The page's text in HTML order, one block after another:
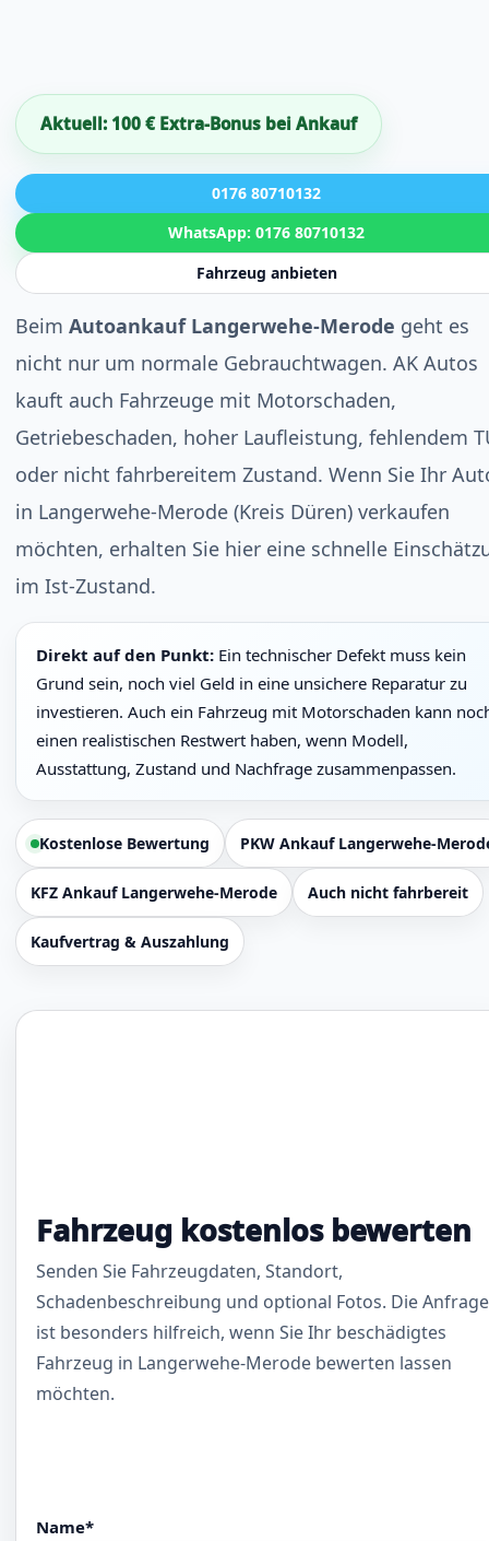
Aktuell: 100 € Extra-Bonus bei Ankauf
0176 80710132
WhatsApp: 0176 80710132
Fahrzeug anbieten
Beim Autoankauf Langerwehe-Merode geht es
nicht nur um normale Gebrauchtwagen. AK Autos
kauft auch Fahrzeuge mit Motorschaden,
Getriebeschaden, hoher Laufleistung, fehlendem
oder nicht fahrbereitem Zustand. Wenn Sie Ihr
in Langerwehe-Merode (Kreis Düren) verkaufen
möchten, erhalten Sie hier eine schnelle
im Ist-Zustand.
Direkt auf den Punkt: Ein technischer Defekt muss kein
Grund sein, noch viel Geld in eine unsichere Reparatur zu
investieren. Auch ein Fahrzeug mit Motorschaden kann
einen realistischen Restwert haben, wenn Modell,
Ausstattung, Zustand und Nachfrage zusammenpassen.
Kostenlose Bewertung PKW Ankauf Langerwehe-
KFZ Ankauf Langerwehe-Merode Auch nicht fahrbereit
Kaufvertrag & Auszahlung
Fahrzeug kostenlos bewerten
Senden Sie Fahrzeugdaten, Standort,
Schadenbeschreibung und optional Fotos. Die Anfrage
ist besonders hilfreich, wenn Sie Ihr beschädigtes
Fahrzeug in Langerwehe-Merode bewerten lassen
möchten.
Name*